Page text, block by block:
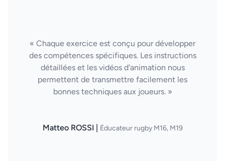
« Chaque exercice est conçu pour développer
des compétences spécifiques. Les instructions
détaillées et les vidéos d'animation nous
permettent de transmettre facilement les
bonnes techniques aux joueurs. »
Matteo ROSSI | Éducateur rugby M16, M19